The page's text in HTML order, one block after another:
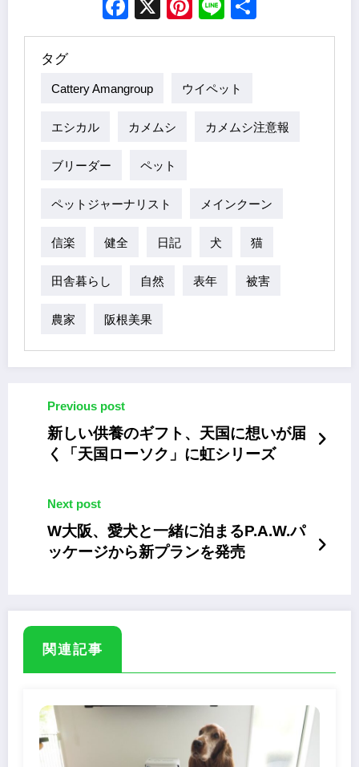
Facebook
X Pinterest
Line
タグ
Cattery Amangroup ウイペット
エシカル カメムシ カメムシ注意報
ブリーダー ペット
ペットジャーナリスト メインクーン
信楽 健全 日記 犬 猫
田舎暮らし 自然 表年 被害
農家 阪根美果
Previous post
新しい供養のギフト、天国に想いが届
く「天国ローソク」に虹シリーズ
Next post
W大阪、愛犬と一緒に泊まるP.A.W.パ
ッケージから新プランを発売
関連記事